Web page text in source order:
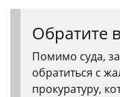
Обратите
Помимо суда,
обратиться с
прокуратуру,